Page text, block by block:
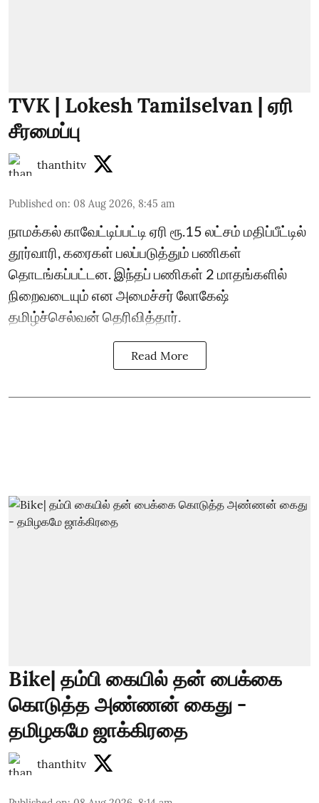
TVK | Lokesh Tamilselvan | ஏரி
சீரமைப்பு
thanthitv
Published on: 08 Aug 2026, 8:45 am
நாமக்கல் காவேட்டிப்பட்டி ஏரி ரூ.15 லட்சம் மதிப்பீட்டில்
தூர்வாரி, கரைகள் பலப்படுத்தும் பணிகள்
தொடங்கப்பட்டன. இந்தப் பணிகள் 2 மாதங்களில்
நிறைவடையும் என அமைச்சர் லோகேஷ்
தமிழ்ச்செல்வன் தெரிவித்தார்.
Read More
Bike| தம்பி கையில் தன் பைக்கை
கொடுத்த அண்ணன் கைது -
தமிழகமே ஜாக்கிரதை
thanthitv